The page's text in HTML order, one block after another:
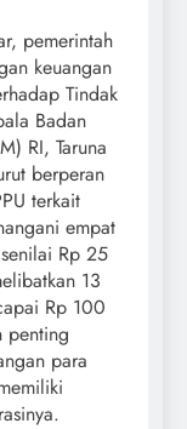
pemerintah
keuangan
Tindak
Badan
RI, Taruna
berperan
terkait
empat
Rp 25
13
Rp 100
penting
para